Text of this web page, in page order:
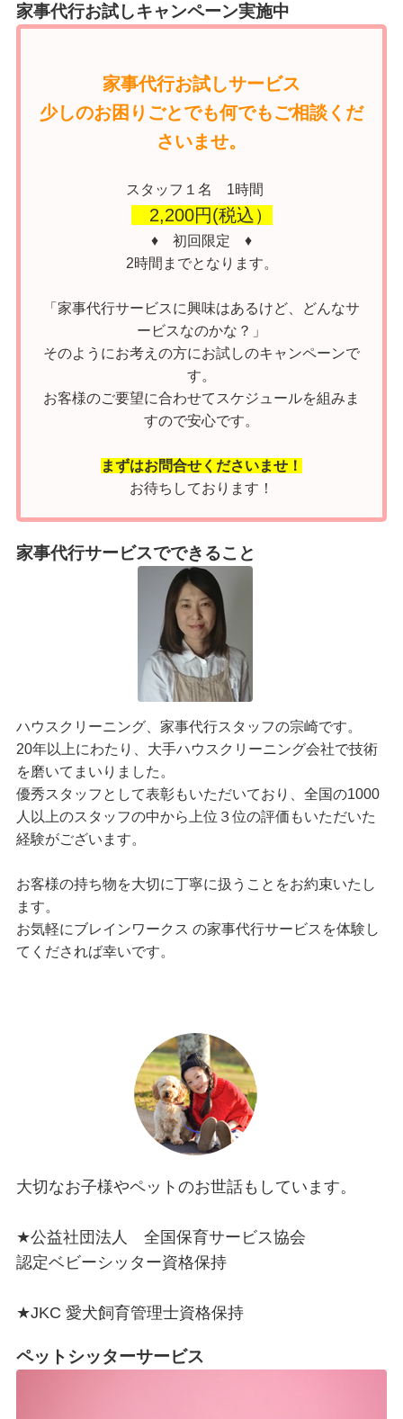
家事代行お試しキャンペーン実施中
家事代行お試しサービス
少しのお困りごとでも何でもご相談くだ
さいませ。
スタッフ１名 1時間
2,200円(税込）
♦ 初回限定 ♦︎
2時間までとなります。
「家事代行サービスに興味はあるけど、どんなサ
ービスなのかな？」
そのようにお考えの方にお試しのキャンペーンで
す。
お客様のご要望に合わせてスケジュールを組みま
すので安心です。
まずはお問合せくださいませ！
お待ちしております！
家事代行サービスでできること
ハウスクリーニング、家事代行スタッフの宗崎です。
20年以上にわたり、大手ハウスクリーニング会社で技術
を磨いてまいりました。
優秀スタッフとして表彰もいただいており、全国の1000
人以上のスタッフの中から上位３位の評価もいただいた
経験がございます。
お客様の持ち物を大切に丁寧に扱うことをお約束いたし
ます。
お気軽にブレインワークス の家事代行サービスを体験し
てくだされば幸いです。
大切なお子様やペットのお世話もしています。
★​​​​​公益社団法人 全国保育サービス協会
認定ベビーシッター資格保持
★JKC 愛犬飼育管理士資格保持
ペットシッターサービス